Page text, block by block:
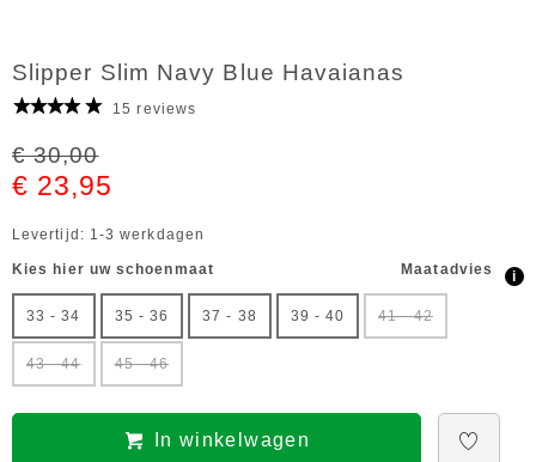
Slipper Slim Navy Blue Havaianas
15 reviews
€ 30,00
€ 23,95
Levertijd: 1-3 werkdagen
Kies hier uw schoenmaat Maatadvies i
33 - 34 35 - 36 37 - 38 39 - 40 41 - 42
43 - 44 45 - 46
In winkelwagen